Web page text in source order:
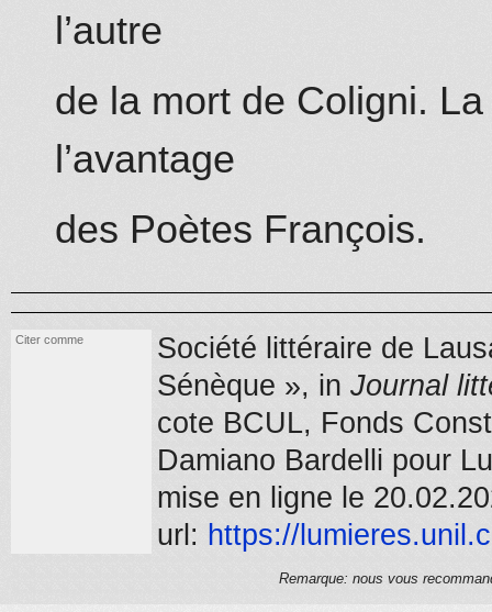
l’autre
de la mort de Coligni.
l’avantage
des Poètes François.
Citer comme
Société littéraire de
Sénèque », in Journal
cote BCUL, Fonds
Damiano Bardelli pour
mise en ligne le
url: https://
Remarque: nous vous